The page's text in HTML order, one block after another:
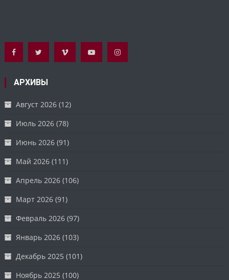
АРХИВЫ
Август 2026 (12)
Июль 2026 (78)
Июнь 2026 (91)
Май 2026 (111)
Апрель 2026 (106)
Март 2026 (91)
Февраль 2026 (97)
Январь 2026 (103)
Декабрь 2025 (101)
Ноябрь 2025 (100)